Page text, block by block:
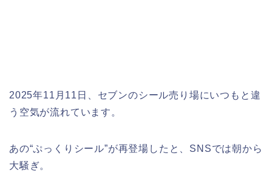
2025年11月11日、セブンのシール売り場にいつもと違
う空気が流れています。
あの“ぷっくりシール”が再登場したと、SNSでは朝から
大騒ぎ。